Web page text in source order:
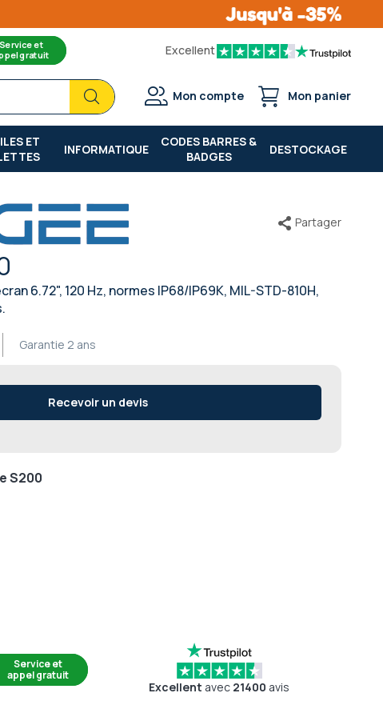
Service et
gratuit Excellent
Chercher
Chercher
Mon compte Mon panier
ET
INFORMATIQUE
CODES BARRES &
BADGES
DESTOCKAGE
6.72", 120 Hz, normes IP68/IP69K, MIL-STD-810H,
Garantie 2 ans
Partager
Recevoir un devis
S200
Service et
appel gratuit
Excellent avec 21400 avis